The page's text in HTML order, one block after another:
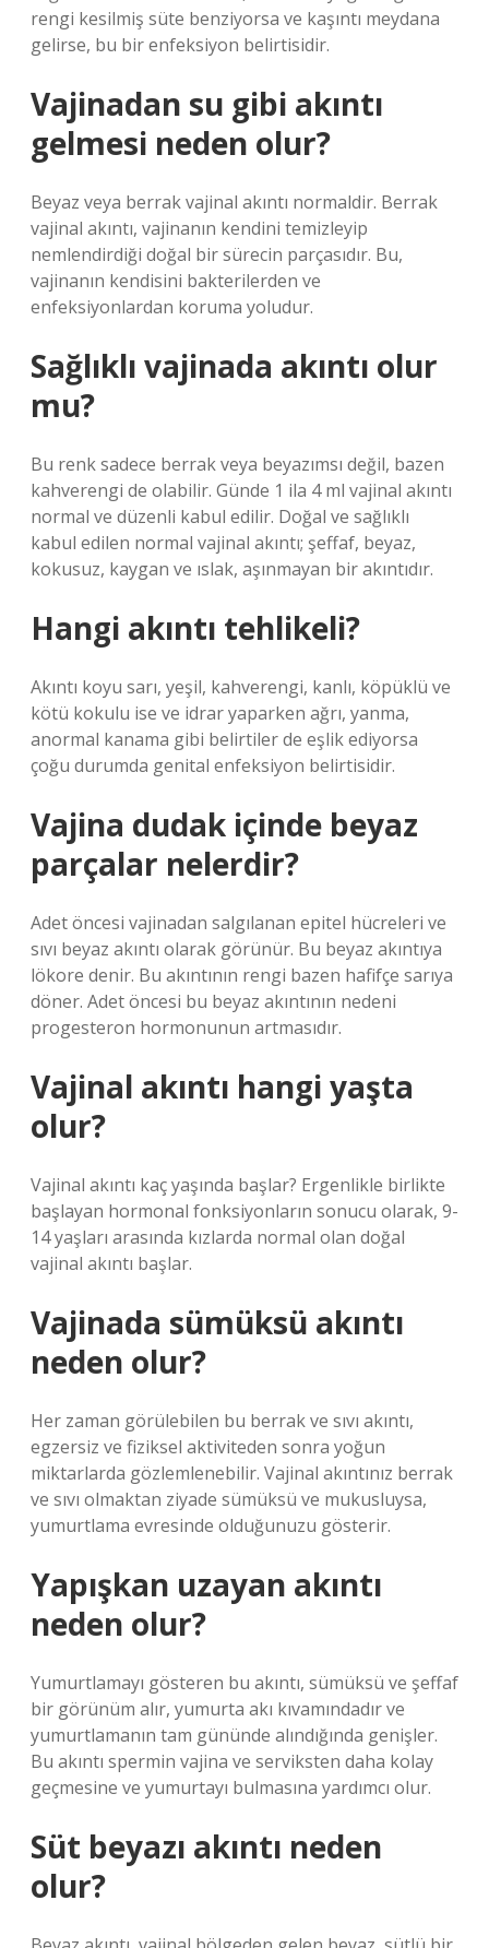
rengi kesilmiş süte benziyorsa ve kaşıntı meydana
gelirse, bu bir enfeksiyon belirtisidir.
Vajinadan su gibi akıntı
gelmesi neden olur?
Beyaz veya berrak vajinal akıntı normaldir. Berrak
vajinal akıntı, vajinanın kendini temizleyip
nemlendirdiği doğal bir sürecin parçasıdır. Bu,
vajinanın kendisini bakterilerden ve
enfeksiyonlardan koruma yoludur.
Sağlıklı vajinada akıntı olur
mu?
Bu renk sadece berrak veya beyazımsı değil, bazen
kahverengi de olabilir. Günde 1 ila 4 ml vajinal akıntı
normal ve düzenli kabul edilir. Doğal ve sağlıklı
kabul edilen normal vajinal akıntı; şeffaf, beyaz,
kokusuz, kaygan ve ıslak, aşınmayan bir akıntıdır.
Hangi akıntı tehlikeli?
Akıntı koyu sarı, yeşil, kahverengi, kanlı, köpüklü ve
kötü kokulu ise ve idrar yaparken ağrı, yanma,
anormal kanama gibi belirtiler de eşlik ediyorsa
çoğu durumda genital enfeksiyon belirtisidir.
Vajina dudak içinde beyaz
parçalar nelerdir?
Adet öncesi vajinadan salgılanan epitel hücreleri ve
sıvı beyaz akıntı olarak görünür. Bu beyaz akıntıya
lökore denir. Bu akıntının rengi bazen hafifçe sarıya
döner. Adet öncesi bu beyaz akıntının nedeni
progesteron hormonunun artmasıdır.
Vajinal akıntı hangi yaşta
olur?
Vajinal akıntı kaç yaşında başlar? Ergenlikle birlikte
başlayan hormonal fonksiyonların sonucu olarak, 9-
14 yaşları arasında kızlarda normal olan doğal
vajinal akıntı başlar.
Vajinada sümüksü akıntı
neden olur?
Her zaman görülebilen bu berrak ve sıvı akıntı,
egzersiz ve fiziksel aktiviteden sonra yoğun
miktarlarda gözlemlenebilir. Vajinal akıntınız berrak
ve sıvı olmaktan ziyade sümüksü ve mukusluysa,
yumurtlama evresinde olduğunuzu gösterir.
Yapışkan uzayan akıntı
neden olur?
Yumurtlamayı gösteren bu akıntı, sümüksü ve şeffaf
bir görünüm alır, yumurta akı kıvamındadır ve
yumurtlamanın tam gününde alındığında genişler.
Bu akıntı spermin vajina ve serviksten daha kolay
geçmesine ve yumurtayı bulmasına yardımcı olur.
Süt beyazı akıntı neden
olur?